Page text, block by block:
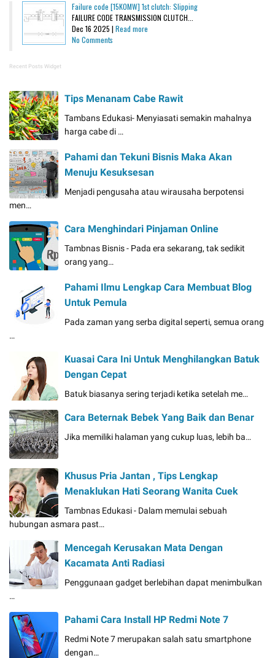
Failure code [15K0MW] 1st clutch: Slipping
FAILURE CODE TRANSMISSION CLUTCH...
Dec 16 2025 | Read more
No Comments
Recent Posts Widget
Tips Menanam Cabe Rawit
Tambans Edukasi- Menyiasati semakin mahalnya
harga cabe di …
Pahami dan Tekuni Bisnis Maka Akan
Menuju Kesuksesan
Menjadi pengusaha atau wirausaha berpotensi
men…
Cara Menghindari Pinjaman Online
Tambnas Bisnis - Pada era sekarang, tak sedikit
orang yang…
Pahami Ilmu Lengkap Cara Membuat Blog
Untuk Pemula
Pada zaman yang serba digital seperti, semua orang
…
Kuasai Cara Ini Untuk Menghilangkan Batuk
Dengan Cepat
Batuk biasanya sering terjadi ketika setelah me…
Cara Beternak Bebek Yang Baik dan Benar
Jika memiliki halaman yang cukup luas, lebih ba…
Khusus Pria Jantan , Tips Lengkap
Menaklukan Hati Seorang Wanita Cuek
Tambnas Edukasi - Dalam memulai sebuah
hubungan asmara past…
Mencegah Kerusakan Mata Dengan
Kacamata Anti Radiasi
Penggunaan gadget berlebihan dapat menimbulkan
…
Pahami Cara Install HP Redmi Note 7
Redmi Note 7 merupakan salah satu smartphone
dengan…